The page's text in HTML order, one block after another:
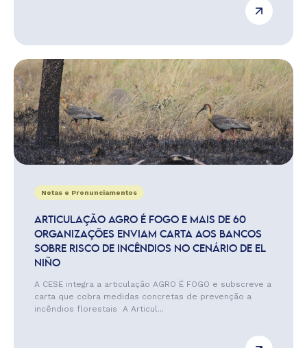
Notas e Pronunciamentos
ARTICULAÇÃO AGRO É FOGO E MAIS DE 60
ORGANIZAÇÕES ENVIAM CARTA AOS BANCOS
SOBRE RISCO DE INCÊNDIOS NO CENÁRIO DE EL
NIÑO
A CESE integra a articulação AGRO É FOGO e subscreve a
carta que cobra medidas concretas de prevenção a
incêndios florestais A Articul...